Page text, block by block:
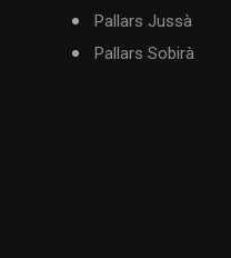
Pallars Jussà
Pallars Sobirà